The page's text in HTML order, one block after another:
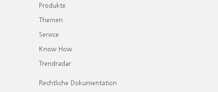
Produkte
Themen
Service
Know How
Trendradar
Rechtliche Dokumentation